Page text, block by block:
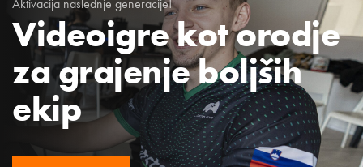
Aktivacija naslednje generacije!
Videoigre kot orodje
za grajenje boljših
ekip